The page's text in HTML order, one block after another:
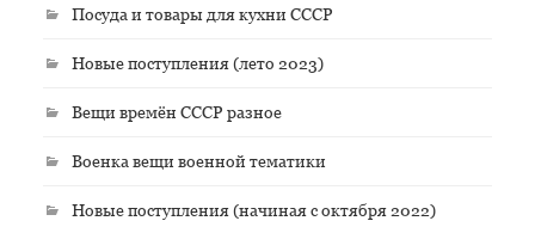
Посуда и товары для кухни СССР
Новые поступления (лето 2023)
Вещи времён СССР разное
Военка вещи военной тематики
Новые поступления (начиная с октября 2022)